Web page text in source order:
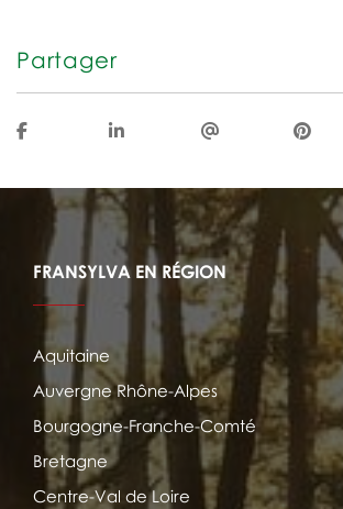
Partager
FRANSYLVA EN RÉGION
Aquitaine
Auvergne Rhône-Alpes
Bourgogne-Franche-Comté
Bretagne
Centre-Val de Loire